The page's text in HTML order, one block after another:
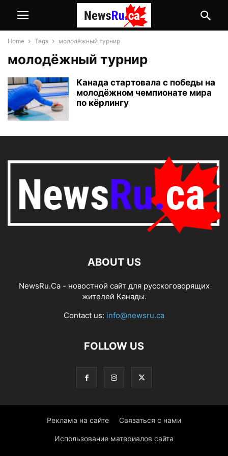
Home Tags молодёжный турнир
молодёжный турнир
Канада стартовала с победы на
молодёжном чемпионате мира
по кёрлингу
ABOUT US
NewsRu.Ca - новостной сайт для русскоговорящих
жителей Канады.
Contact us: info@newsru.ca
FOLLOW US
Реклама на сайте Связаться с нами
Использование материалов сайта